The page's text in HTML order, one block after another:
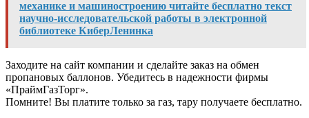
механике и машиностроению читайте бесплатно текст
научно-исследовательской работы в электронной
библиотеке КиберЛенинка
Заходите на сайт компании и сделайте заказ на обмен
пропановых баллонов. Убедитесь в надежности фирмы
«ПраймГазТорг».
Помните! Вы платите только за газ, тару получаете бесплатно.